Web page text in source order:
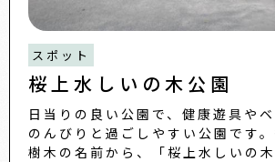
スポット
桜上水しいの木公園
日当りの良い公園で、健康遊具や
のんびりと過ごしやすい公園です
樹木の名前から、「桜上水しいの